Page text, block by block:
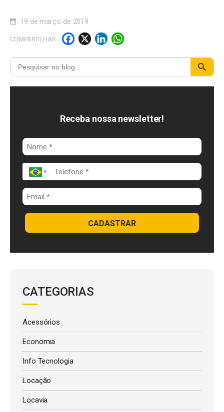
19 de março de 2019
COMPARTILHAR
F
a
c
e
o
o
k
X Li
n
k
e
I
n
W
h
a
t
A
p
p
Receba nossa newsletter!
CADASTRAR
CATEGORIAS
Acessórios
Economia
Info Tecnologia
Locação
Locavia